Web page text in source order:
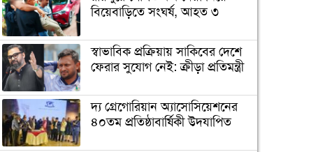
বিয়েবাড়িতে সংঘর্ষ, আহত ৩
স্বাভাবিক প্রক্রিয়ায় সাকিবের দেশে
ফেরার সুযোগ নেই: ক্রীড়া প্রতিমন্ত্রী
দ্য গ্রেগোরিয়ান অ্যাসোসিয়েশনের
৪০তম প্রতিষ্ঠাবার্ষিকী উদযাপিত